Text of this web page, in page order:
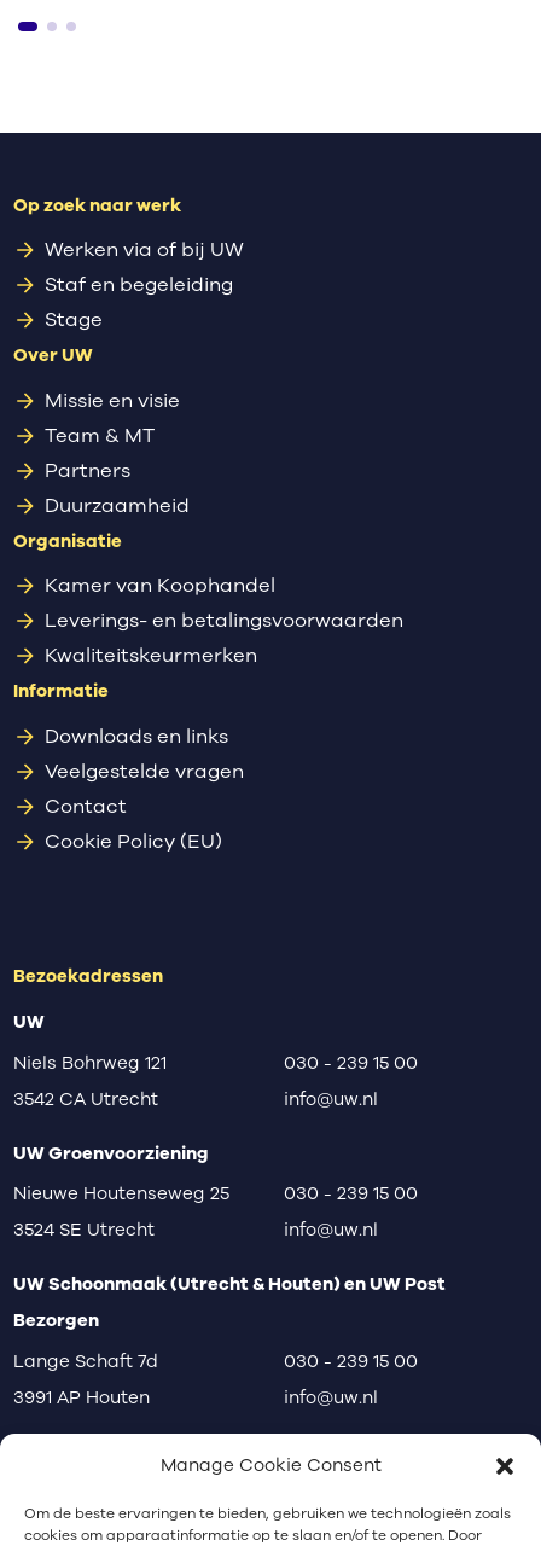
Manage Cookie Consent
Om de beste ervaringen te bieden, gebruiken we technologieën zoals
cookies om apparaatinformatie op te slaan en/of te openen. Door
Op zoek naar werk
Werken via of bij UW
Staf en begeleiding
Stage
Over UW
Missie en visie
Team & MT
Partners
Duurzaamheid
Organisatie
Kamer van Koophandel
Leverings- en betalingsvoorwaarden
Kwaliteitskeurmerken
Informatie
Downloads en links
Veelgestelde vragen
Contact
Cookie Policy (EU)
Bezoekadressen
UW
Niels Bohrweg 121
3542 CA Utrecht
030 - 239 15 00
info@uw.nl
UW Groenvoorziening
Nieuwe Houtenseweg 25
3524 SE Utrecht
030 - 239 15 00
info@uw.nl
UW Schoonmaak (Utrecht & Houten) en UW Post
Bezorgen
Lange Schaft 7d
3991 AP Houten
030 - 239 15 00
info@uw.nl
privacy
klachten